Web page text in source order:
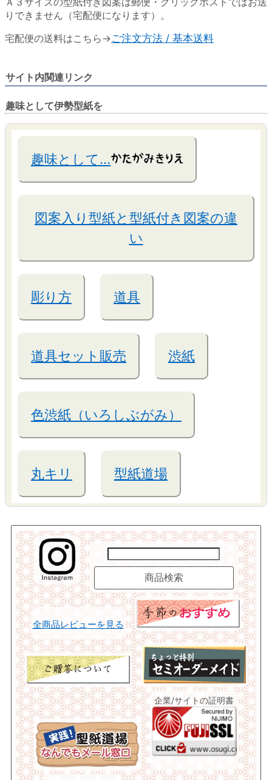
りできません（宅配便になります）。
宅配便の送料はこちら→ご注文方法 / 基本送料
サイト内関連リンク
趣味として伊勢型紙を
趣味として…
図案入り型紙と型紙付き図案の違
い
彫り方 道具
道具セット販売 渋紙
色渋紙（いろしぶがみ）
丸キリ 型紙道場
全商品レビューを見る
企業/サイトの証明書